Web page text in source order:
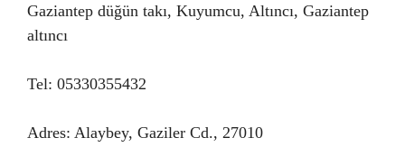
Gaziantep düğün takı, Kuyumcu, Altıncı, Gaziantep
altıncı
Tel: 05330355432
Adres: Alaybey, Gaziler Cd., 27010